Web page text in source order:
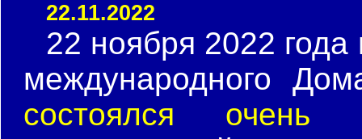
22.11.2022
22 ноября 2022
международного
состоялся очень